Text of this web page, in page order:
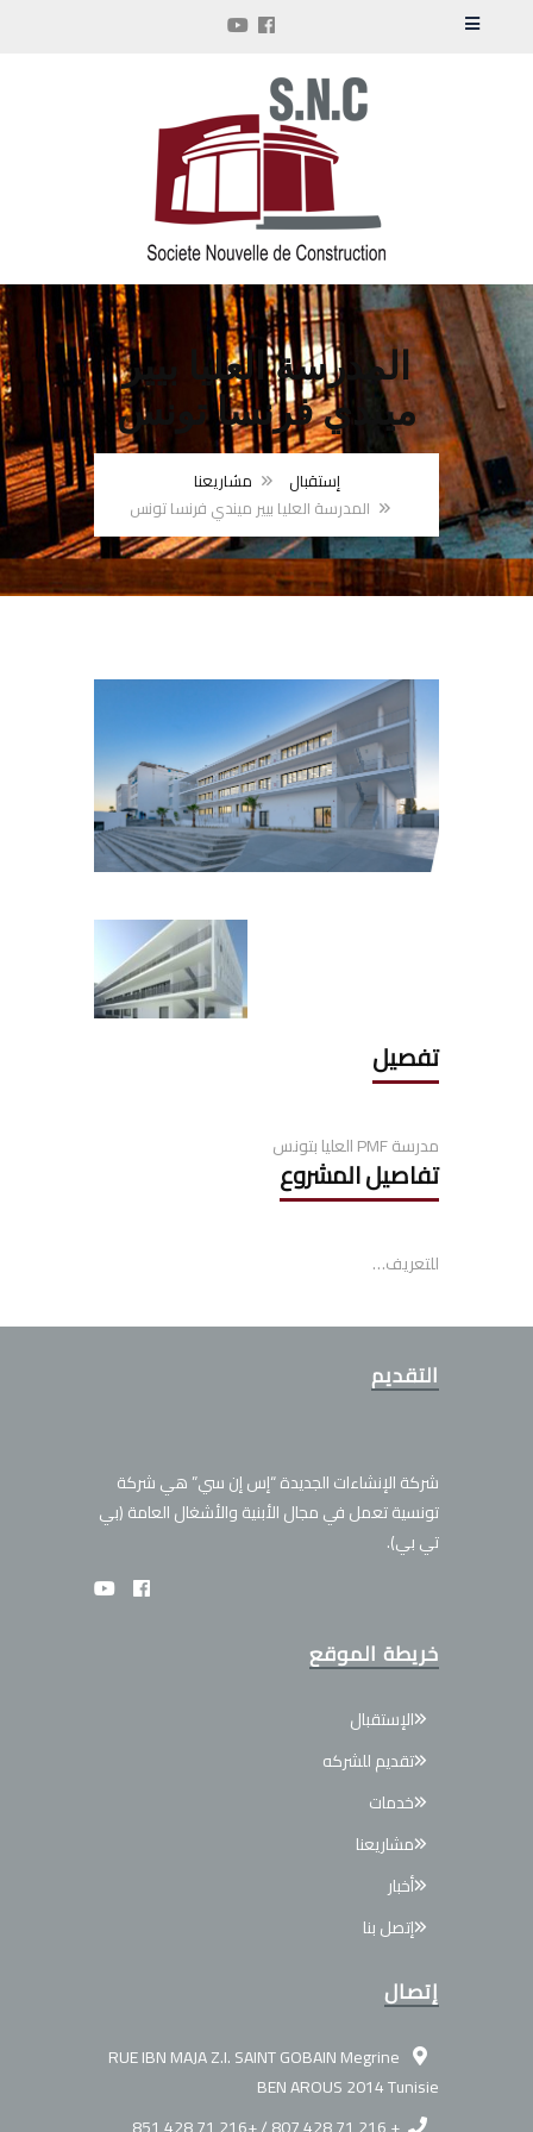
المدرسة العليا بيير
ميندي فرنسا تونس
إستقبال
مشاريعنا
المدرسة العليا بيير ميندي فرنسا تونس
تفصيل
مدرسة PMF العليا بتونس
تفاصيل المشروع
للتعريف…
التقديم
شركة الإنشاءات الجديدة “إس إن سي” هي شركة
تونسية تعمل في مجال الأبنية والأشغال العامة (بي
تي بي).
خريطة الموقع
الإستقبال
تقديم للشركه
خدمات
مشاريعنا
أخبار
إتصل بنا
إتصال
RUE IBN MAJA Z.I. SAINT GOBAIN Megrine
BEN AROUS 2014 Tunisie